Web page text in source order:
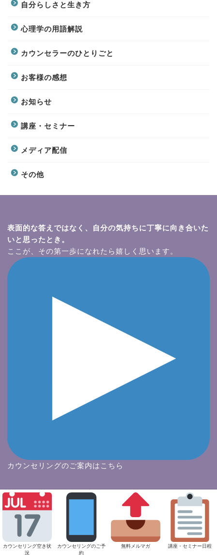
自分らしさと生き方
心理学の用語解説
カウンセラーのひとりごと
お客様の感想
お知らせ
講座・セミナー
メディア配信
その他
表面的な答えではなく、自分の気持ちに丁寧に向き合いた
いと思ったとき。
ここが、その第一歩になれたら嬉しく思います。
カウンセリングのご案内はこちら
特定商取引法
2009–2026 心理カウンセラー浅野寿和オフィシャルサイト
カウンセリング空き状
況
カウンセリングのご予
約
無料メルマガ 講座・セミナー日程